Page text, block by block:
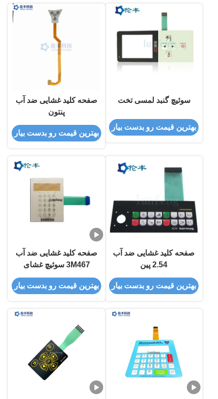
سوئیچ گنبد لمسی تخت
بهترین قیمت رو بدست بیار
صفحه کلید غشایی ضد آب
پنتون
بهترین قیمت رو بدست بیار
صفحه کلید غشایی ضد آب
2.54 پین
بهترین قیمت رو بدست بیار
صفحه کلید غشایی ضد آب
3M467 سوئیچ غشای
برجسته LCD RAL
بهترین قیمت رو بدست بیار